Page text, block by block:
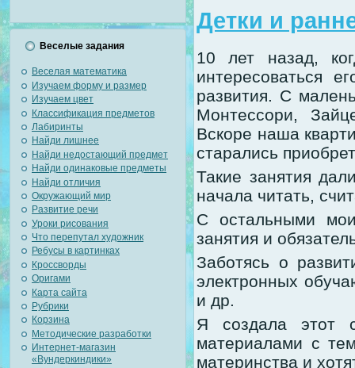
Веселые задания
Веселая математика
Изучаем форму и размер
Изучаем цвет
Классификация предметов
Лабиринты
Найди лишнее
Найди недостающий предмет
Найди одинаковые предметы
Найди отличия
Окружающий мир
Развитие речи
Уроки рисования
Что перепутал художник
Ребусы в картинках
Кроссворды
Оригами
Карта сайта
Рубрики
Корзина
Методические разработки
Интернет-магазин
«Вундеркиндики»
Детки и
10 лет назад,
интересоваться
развития. С
Монтессори,
Вскоре наша
старались
Такие занятия
начала читать,
С остальными
занятия и
Заботясь о
электронных
и др.
Я создала этот
материалами с
материнства и